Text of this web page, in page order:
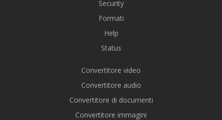
Security
Formati
Help
Status
Convertitore video
Convertitore audio
Convertitore di documenti
Convertitore immagini